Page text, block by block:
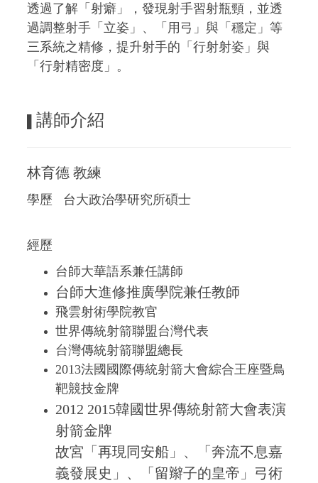
透過了解「射癖」，發現射手習射瓶頸，並透
過調整射手「立姿」、「用弓」與「穩定」等
三系統之精修，提升射手的「行射射姿」與
「行射精密度」。
講師介紹
林育德 教練
學歷 台大政治學研究所碩士
經歷
台師大華語系兼任講師
台師大進修推廣學院兼任教師
飛雲射術學院教官
世界傳統射箭聯盟台灣代表
台灣傳統射箭聯盟總長
2013法國國際傳統射箭大會綜合王座暨鳥
靶競技金牌
2012 2015韓國世界傳統射箭大會表演
射箭金牌
故宮「再現同安船」、「奔流不息嘉
義發展史」、「留辮子的皇帝」弓術